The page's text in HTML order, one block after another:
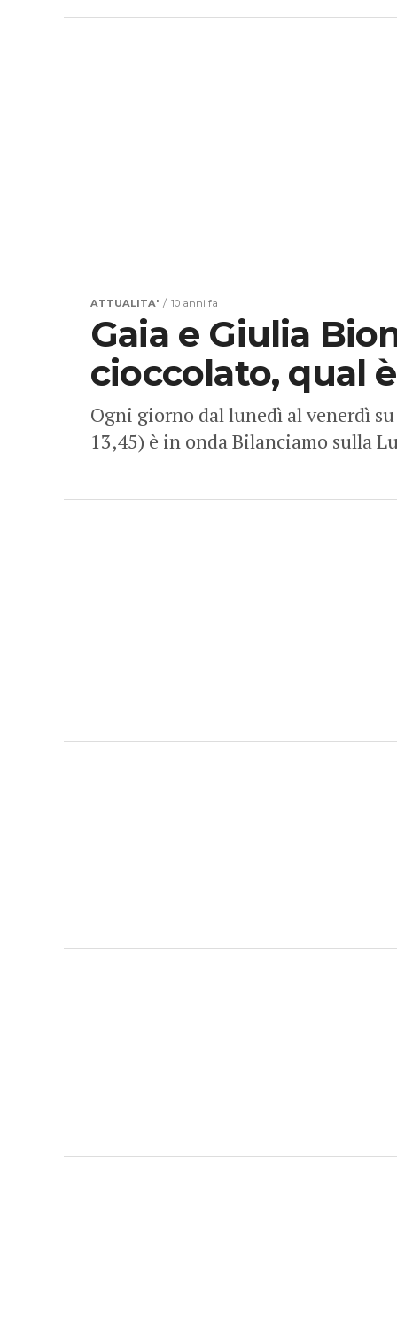
Gaia e Giulia
cioccolato, qual
Ogni giorno dal lunedì al venerdì
13,45) è in onda Bilanciamo sulla